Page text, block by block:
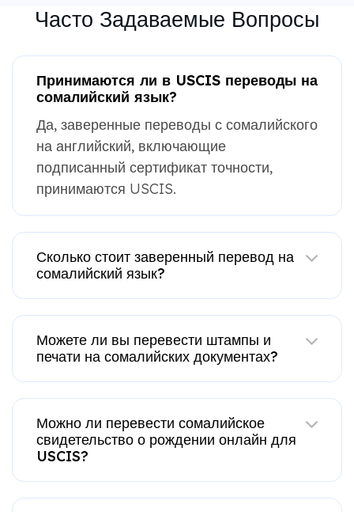
Часто Задаваемые Вопросы
Принимаются ли в USCIS переводы на
сомалийский язык?
Да, заверенные переводы с сомалийского
на английский, включающие
подписанный сертификат точности,
принимаются USCIS.
Сколько стоит заверенный перевод на
сомалийский язык?
Можете ли вы перевести штампы и
печати на сомалийских документах?
Можно ли перевести сомалийское
свидетельство о рождении онлайн для
USCIS?